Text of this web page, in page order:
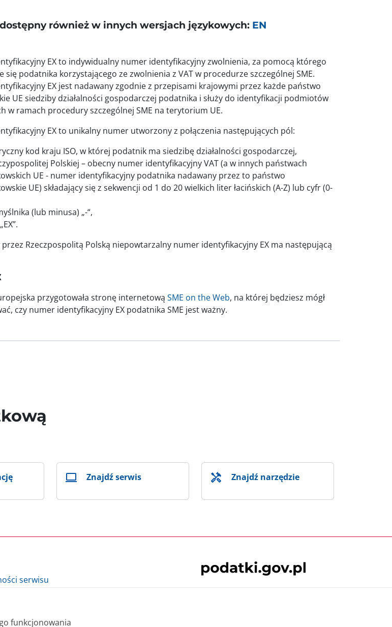
również w innych wersjach językowych: EN
EX to indywidualny numer identyfikacyjny zwolnienia, za pomocą którego
się podatnika korzystającego ze zwolnienia z VAT w procedurze szczególnej SME.
EX jest nadawany zgodnie z przepisami krajowymi przez każde państwo
UE siedziby działalności gospodarczej podatnika i służy do identyfikacji podmiotów
w ramach procedury szczególnej SME na terytorium UE.
EX to unikalny numer utworzony z połączenia następujących pól:
kod kraju ISO, w której podatnik ma siedzibę działalności gospodarczej,
Polskiej – obecny numer identyfikacyjny VAT (a w innych państwach
UE - numer identyfikacyjny podatnika nadawany przez to państwo
UE) składający się z sekwencji od 1 do 20 wielkich liter łacińskich (A-Z) lub cyfr (0-
(lub minusa) „-“,
przez Rzeczpospolitą Polską niepowtarzalny numer identyfikacyjny EX ma następującą
przygotowała stronę internetową SME on the Web, na której będziesz mógł
czy numer identyfikacyjny EX podatnika SME jest ważny.
Znajdź serwis Znajdź narzędzie
serwisu
Szefa Krajowej Administracji Skarbowej
funkcjonowania